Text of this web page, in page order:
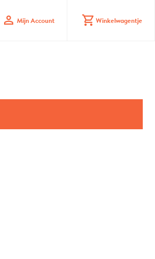
profile Mijn Account shopping_cart Winkelwagentje